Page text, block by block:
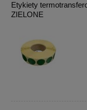
Etykiety
ZIELONE